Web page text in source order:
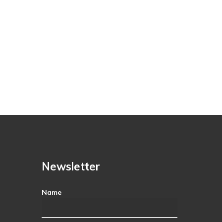
Newsletter
Name